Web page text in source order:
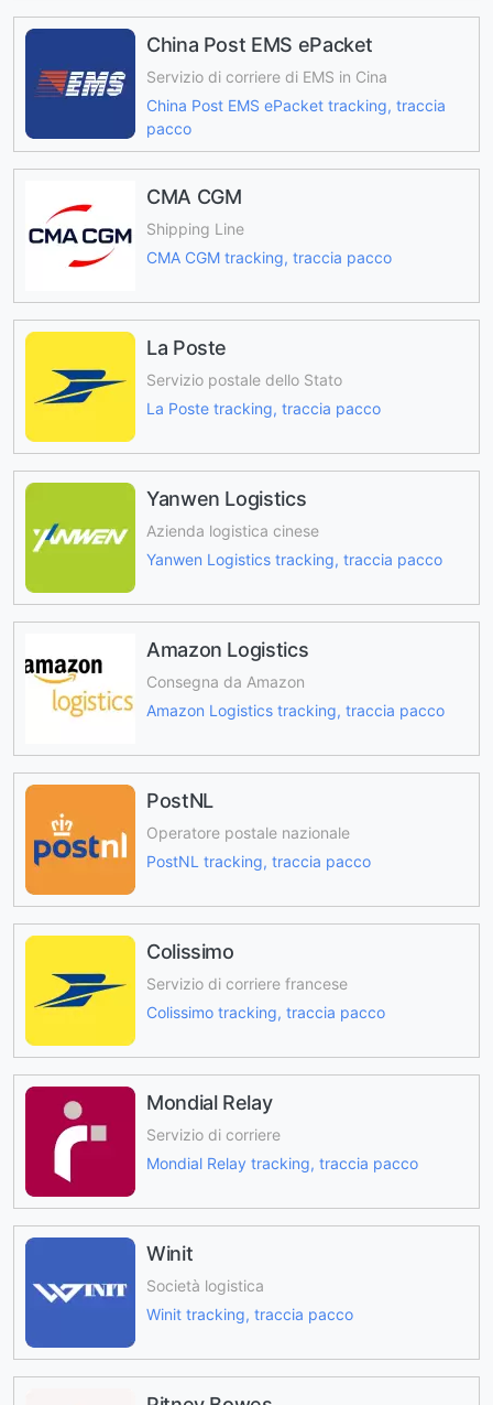
China Post EMS ePacket
Servizio di corriere di EMS in Cina
China Post EMS ePacket tracking, traccia
pacco
CMA CGM
Shipping Line
CMA CGM tracking, traccia pacco
La Poste
Servizio postale dello Stato
La Poste tracking, traccia pacco
Yanwen Logistics
Azienda logistica cinese
Yanwen Logistics tracking, traccia pacco
Amazon Logistics
Consegna da Amazon
Amazon Logistics tracking, traccia pacco
PostNL
Operatore postale nazionale
PostNL tracking, traccia pacco
Colissimo
Servizio di corriere francese
Colissimo tracking, traccia pacco
Mondial Relay
Servizio di corriere
Mondial Relay tracking, traccia pacco
Winit
Società logistica
Winit tracking, traccia pacco